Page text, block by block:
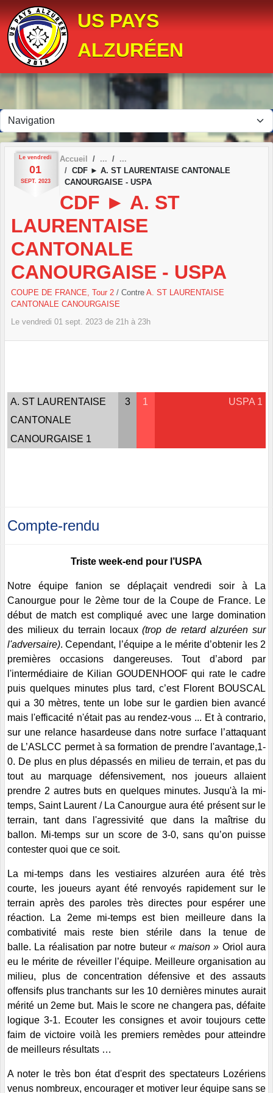
US PAYS
ALZURÉEN
Le vendredi
01
SEPT. 2023
Accueil
CDF ► A. ST LAURENTAISE CANTONALE
CANOURGAISE - USPA
CDF ► A. ST
LAURENTAISE
CANTONALE
CANOURGAISE - USPA
COUPE DE FRANCE, Tour 2 / Contre A. ST LAURENTAISE
CANTONALE CANOURGAISE
Le vendredi 01 sept. 2023 de 21h à 23h
A. ST LAURENTAISE
CANTONALE
CANOURGAISE 1
3 1 USPA 1
Compte-rendu
Triste week-end pour l’USPA
Notre équipe fanion se déplaçait vendredi soir à La
Canourgue pour le 2ème tour de la Coupe de France. Le
début de match est compliqué avec une large domination
des milieux du terrain locaux(trop de retard alzuréen sur
l'adversaire). Cependant, l’équipe a le mérite d’obtenir les 2
premières occasions dangereuses. Tout d’abord par
l'intermédiaire de Kilian GOUDENHOOF qui rate le cadre
puis quelques minutes plus tard, c’est Florent BOUSCAL
qui a 30 mètres, tente un lobe sur le gardien bien avancé
mais l'efficacité n'était pas au rendez-vous ... Et à contrario,
sur une relance hasardeuse dans notre surface l’attaquant
de L’ASLCC permet à sa formation de prendre l'avantage,1-
0. De plus en plus dépassés en milieu de terrain, et pas du
tout au marquage défensivement, nos joueurs allaient
prendre 2 autres buts en quelques minutes. Jusqu'à la mi-
temps, Saint Laurent / La Canourgue aura été présent sur le
terrain, tant dans l'agressivité que dans la maîtrise du
ballon. Mi-temps sur un score de 3-0, sans qu’on puisse
contester quoi que ce soit.
La mi-temps dans les vestiaires alzuréen aura été très
courte, les joueurs ayant été renvoyés rapidement sur le
terrain après des paroles très directes pour espérer une
réaction.
La 2eme mi-temps est bien meilleure dans la
combativité mais reste bien stérile dans la tenue de
balle. La réalisation par notre buteur « maison » Oriol aura
eu le mérite de réveiller l’équipe. Meilleure organisation au
milieu, plus de concentration défensive et des assauts
offensifs plus tranchants sur les 10 dernières minutes aurait
mérité un 2eme but. Mais le score ne changera pas, défaite
logique 3-1. Ecouter les consignes et avoir toujours cette
faim de victoire voilà les premiers remèdes pour atteindre
de meilleurs résultats …
A noter le très bon état d'esprit des spectateurs Lozériens
venus nombreux, encourager et motiver leur équipe sans se
Panneau de gestion des cookies